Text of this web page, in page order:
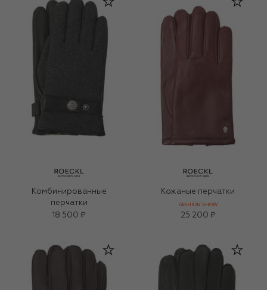
Комбинированные
перчатки
18 500 ₽
Кожаные перчатки
FASHION SHOW
25 200 ₽